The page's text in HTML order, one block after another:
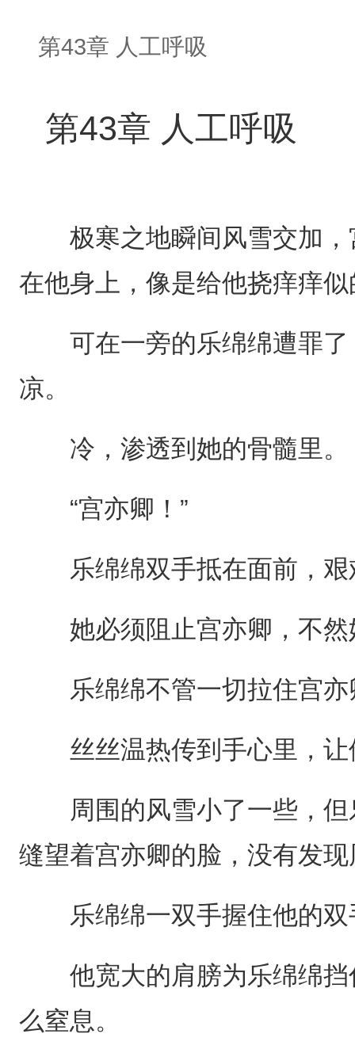
第43章 人工呼吸
第43章 人工呼吸
极寒之地瞬间风雪交加，
在他身上，像是给他挠痒痒似
可在一旁的乐绵绵遭罪了
凉。
冷，渗透到她的骨髓里。
“宫亦卿！”
乐绵绵双手抵在面前，艰
她必须阻止宫亦卿，不然
乐绵绵不管一切拉住宫亦
丝丝温热传到手心里，让
周围的风雪小了一些，但
缝望着宫亦卿的脸，没有发
乐绵绵一双手握住他的双
他宽大的肩膀为乐绵绵挡
么窒息。